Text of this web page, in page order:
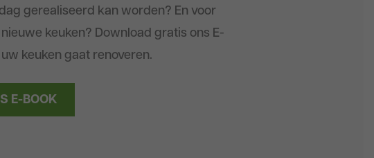
gerealiseerd kan worden? En voor
keuken? Download gratis ons E-
keuken gaat renoveren.
E-BOOK